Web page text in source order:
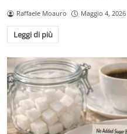
Raffaele Moauro Maggio 4, 2026
Leggi di più